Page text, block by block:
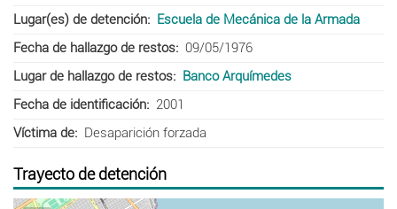
Lugar(es) de detención
Escuela de Mecánica de la Armada
Fecha de hallazgo de restos
09/05/1976
Lugar de hallazgo de restos
Banco Arquímedes
Fecha de identificación
2001
Víctima de
Desaparición forzada
Trayecto de detención